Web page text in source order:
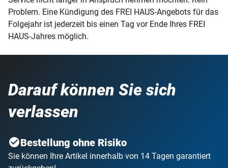
Problem. Eine Kündigung des FREI HAUS-Angebots für das
Folgejahr ist jederzeit bis einen Tag vor Ende Ihres FREI
HAUS-Jahres möglich.
Darauf können Sie sich
verlassen
Bestellung ohne Risiko
Sie können Ihre Artikel innerhalb von 14 Tagen garantiert